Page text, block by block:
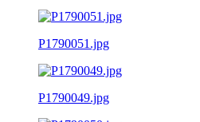
P1790051.jpg
P1790049.jpg